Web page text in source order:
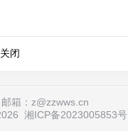
闭
邮箱：z@zzwws.cn
湘ICP备2023005853号